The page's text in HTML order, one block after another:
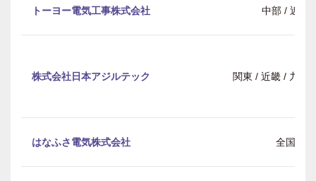
トーヨー電気工事株式会社 中部 / 近畿
株式会社日本アジルテック 関東 / 近畿 / 九州
はなふさ電気株式会社 全国